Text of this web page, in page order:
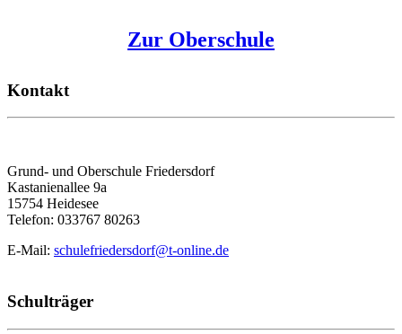
Zur Oberschule
Kontakt
Grund- und Oberschule Friedersdorf
Kastanienallee 9a
15754 Heidesee
Telefon: 033767 80263
E-Mail: schulefriedersdorf@t-online.de
Schulträger